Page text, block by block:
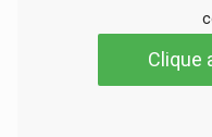
Clique